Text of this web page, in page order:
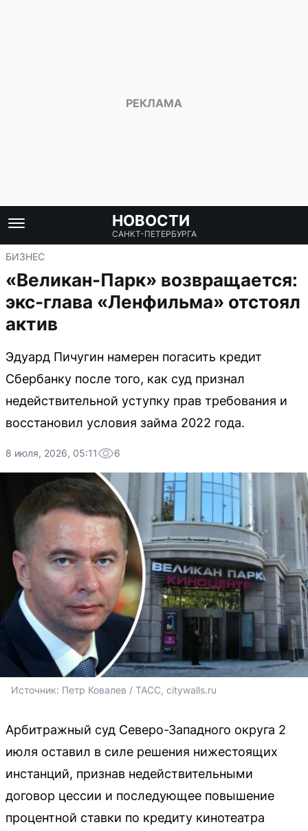
НОВОСТИ
САНКТ-ПЕТЕРБУРГА
БИЗНЕС
«Великан-Парк» возвращается:
экс-глава «Ленфильма» отстоял
актив
Эдуард Пичугин намерен погасить кредит
Сбербанку после того, как суд признал
недействительной уступку прав требования и
восстановил условия займа 2022 года.
8 июля, 2026, 05:11 6
Источник: Петр Ковалев / ТАСС, citywalls.ru
Арбитражный суд Северо-Западного округа 2
июля оставил в силе решения нижестоящих
инстанций, признав недействительными
договор цессии и последующее повышение
процентной ставки по кредиту кинотеатра